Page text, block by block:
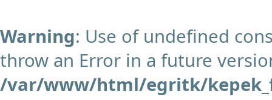
Warning: Use of undefined
throw an Error in a future
/var/www/html/egritk/